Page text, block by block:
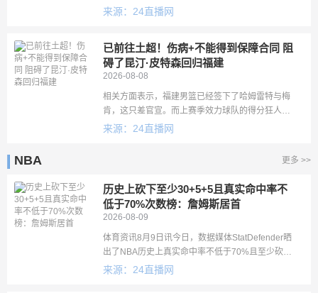
来源：24直播网
已前往土超！伤病+不能得到保障合同 阻
碍了昆汀·皮特森回归福建
2026-08-08
相关方面表示，福建男篮已经签下了哈姆雷特与梅
肯，这只差官宣。而上赛季效力球队的得分狂人昆
汀·皮特森已经前往欧洲联赛打球。据了解，福建队
来源：24直播网
NBA 更多 >>
历史上砍下至少30+5+5且真实命中率不
低于70%次数榜：詹姆斯居首
2026-08-09
体育资讯8月9日讯今日，数据媒体StatDefender晒
出了NBA历史上真实命中率不低于70%且至少砍下
30+5+5的场次排名：1.勒布朗·詹姆斯——138场2.
来源：24直播网